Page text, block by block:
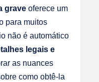
grave oferece um
para muitos
não é automático
legais e
as nuances
como obtê-la